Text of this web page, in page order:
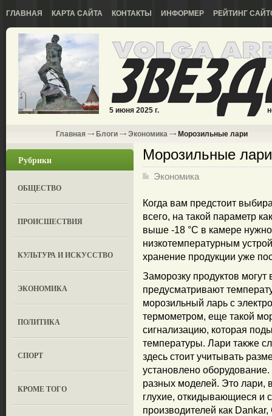
ГЛАВНАЯ КАРТА САЙТА КОНТАКТЫ ИНФОРМЕР РЕЙТИНГ
5 июня 2025 г.
Главная Блоги Экономика Морозильные лари
Рубрики
ОБЩЕСТВО
ПРОИСШЕСТВИЯ
КУЛЬТУРА И ИСКУССТВО
ЭКОНОМИКА
ПОЛИТИКА
СПОРТ
КРОМЕ ТОГО
Морозильные лари
Экономика
Когда вам предстоит
всего, на такой параметр
выше -18 °С в камере
низкотемпературным
хранение продукции уже
Заморозку продуктов
предусматривают
морозильный ларь с
термометром, еще такой
сигнализацию, которая
температуры. Лари также
здесь стоит учитывать
установлено
разных моделей. Это лари,
глухие, откидывающиеся и
производителей как